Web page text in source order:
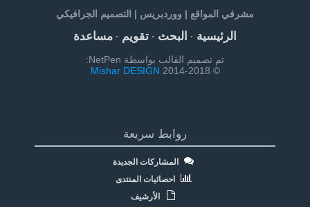
مشرفي المواقع | ووردبريس | التصميم الجرافيكي
الرئيسية· البحث· تقويم· مساعدة
تم تصميم القالب بواسطة NetPen:
© 2014-2018
Mishar DESIGN
روابط سريعة
المشاركات الجديدة
احصائيات المنتدى
الأرشيف